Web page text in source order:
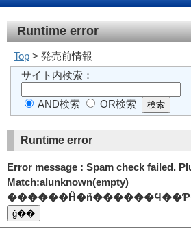
Runtime error
Top > 発売前情報
サイト内検索：
AND検索 OR検索
Runtime error
Error message : Spam check failed.
Match:alunknown(empty)